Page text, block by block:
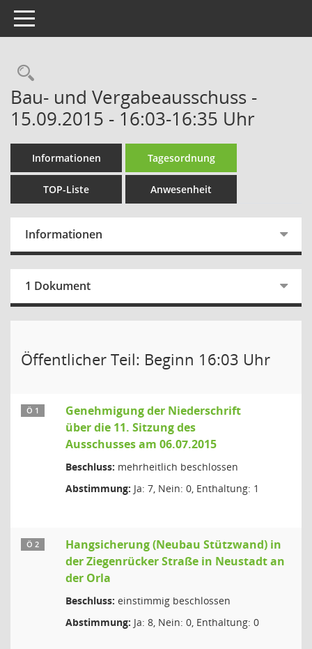
Toggle navigation
Rechercheauswahl
Bau- und Vergabeausschuss -
15.09.2015 - 16:03-16:35 Uhr
Informationen Tagesordnung
TOP-Liste Anwesenheit
Informationen
1 Dokument
Öffentlicher Teil: Beginn 16:03 Uhr
Ö 1
Genehmigung der Niederschrift
über die 11. Sitzung des
Ausschusses am 06.07.2015
Beschluss: mehrheitlich beschlossen
Abstimmung: Ja: 7, Nein: 0, Enthaltung: 1
Ö 2
Hangsicherung (Neubau Stützwand) in
der Ziegenrücker Straße in Neustadt an
der Orla
Beschluss: einstimmig beschlossen
Abstimmung: Ja: 8, Nein: 0, Enthaltung: 0